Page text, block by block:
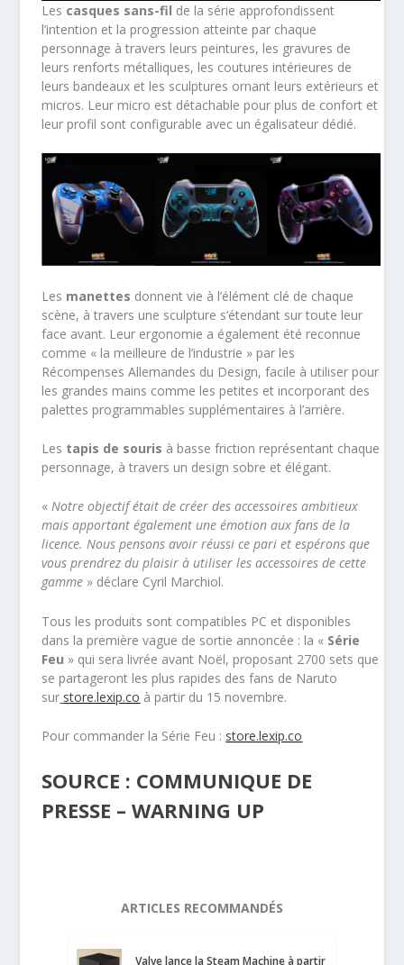
Les casques sans-fil de la série approfondissent
l’intention et la progression atteinte par chaque
personnage à travers leurs peintures, les gravures de
leurs renforts métalliques, les coutures intérieures de
leurs bandeaux et les sculptures ornant leurs extérieurs et
micros. Leur micro est détachable pour plus de confort et
leur profil sont configurable avec un égalisateur dédié.
Les manettes donnent vie à l’élément clé de chaque
scène, à travers une sculpture s’étendant sur toute leur
face avant. Leur ergonomie a également été reconnue
comme « la meilleure de l’industrie » par les
Récompenses Allemandes du Design, facile à utiliser pour
les grandes mains comme les petites et incorporant des
palettes programmables supplémentaires à l’arrière.
Les tapis de souris à basse friction représentant chaque
personnage, à travers un design sobre et élégant.
«Notre objectif était de créer des accessoires ambitieux
mais apportant également une émotion aux fans de la
licence. Nous pensons avoir réussi ce pari et espérons que
vous prendrez du plaisir à utiliser les accessoires de cette
gamme » déclare Cyril Marchiol.
Tous les produits sont compatibles PC et disponibles
dans la première vague de sortie annoncée : la « Série
Feu » qui sera livrée avant Noël, proposant 2700 sets que
se partageront les plus rapides des fans de Naruto
sur store.lexip.co à partir du 15 novembre.
Pour commander la Série Feu : store.lexip.co
SOURCE : COMMUNIQUE DE
PRESSE – WARNING UP
ARTICLES RECOMMANDÉS
Valve lance la Steam Machine à partir